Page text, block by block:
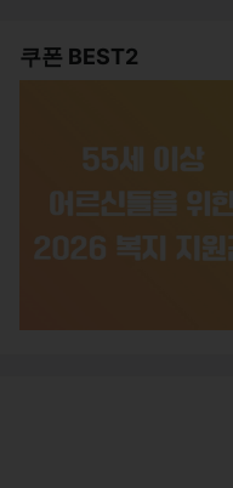
쿠폰 BEST2